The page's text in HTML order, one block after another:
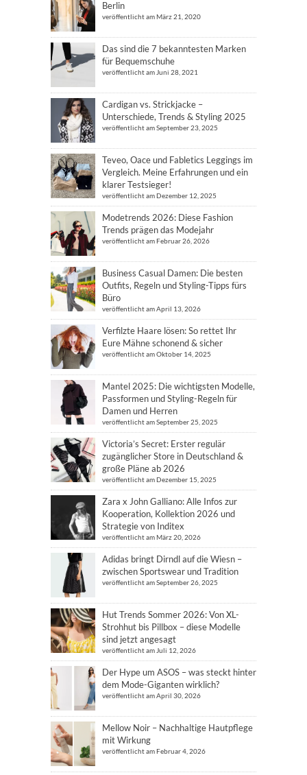
Berlin
veröffentlicht am März 21, 2020
Das sind die 7 bekanntesten Marken
für Bequemschuhe
veröffentlicht am Juni 28, 2021
Cardigan vs. Strickjacke –
Unterschiede, Trends & Styling 2025
veröffentlicht am September 23, 2025
Teveo, Oace und Fabletics Leggings im
Vergleich. Meine Erfahrungen und ein
klarer Testsieger!
veröffentlicht am Dezember 12, 2025
Modetrends 2026: Diese Fashion
Trends prägen das Modejahr
veröffentlicht am Februar 26, 2026
Business Casual Damen: Die besten
Outfits, Regeln und Styling-Tipps fürs
Büro
veröffentlicht am April 13, 2026
Verfilzte Haare lösen: So rettet Ihr
Eure Mähne schonend & sicher
veröffentlicht am Oktober 14, 2025
Mantel 2025: Die wichtigsten Modelle,
Passformen und Styling-Regeln für
Damen und Herren
veröffentlicht am September 25, 2025
Victoria’s Secret: Erster regulär
zugänglicher Store in Deutschland &
große Pläne ab 2026
veröffentlicht am Dezember 15, 2025
Zara x John Galliano: Alle Infos zur
Kooperation, Kollektion 2026 und
Strategie von Inditex
veröffentlicht am März 20, 2026
Adidas bringt Dirndl auf die Wiesn –
zwischen Sportswear und Tradition
veröffentlicht am September 26, 2025
Hut Trends Sommer 2026: Von XL-
Strohhut bis Pillbox – diese Modelle
sind jetzt angesagt
veröffentlicht am Juli 12, 2026
Der Hype um ASOS – was steckt hinter
dem Mode-Giganten wirklich?
veröffentlicht am April 30, 2026
Mellow Noir – Nachhaltige Hautpflege
mit Wirkung
veröffentlicht am Februar 4, 2026